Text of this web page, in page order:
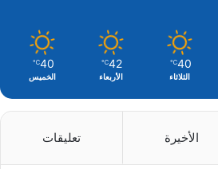
40
℃
الثلاثاء
42
℃
الأربعاء
40
℃
الخميس
الأخيرة تعليقات